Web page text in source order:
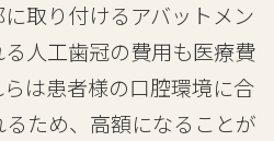
取り付けるアバットメン
人工歯冠の費用も医療費
は患者様の口腔環境に合
ため、高額になることが